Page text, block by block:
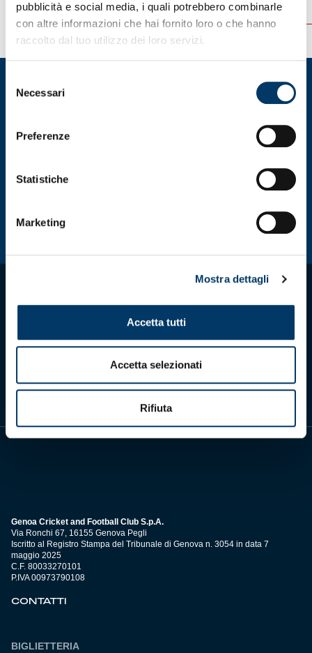
pubblicità e social media, i quali potrebbero combinarle
con altre informazioni che hai fornito loro o che hanno
raccolto dal tuo utilizzo dei loro servizi.
delNecessari
Preferenze
Statistiche
Marketing
Mostra dettagli
Accetta tutti
Accetta selezionati
Rifiuta
ACQUISTA
Scarica l'app ufficiale
Genoa Cricket and Football Club S.p.A.
Via Ronchi 67, 16155 Genova Pegli
Iscritto al Registro Stampa del Tribunale di Genova n. 3054 in data 7
maggio 2025
C.F. 80033270101
P.IVA 00973790108
CONTATTI
BIGLIETTERIA